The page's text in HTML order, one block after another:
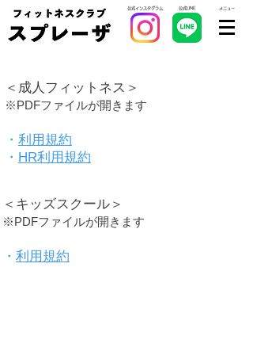
公式インスタグラム 公式LINE ​メニュー
＜成人フィットネス＞
※PDFファイルが開きます
・ 利用規約
・ HR利用規約
＜キッズスクール＞
※PDFファイルが開きます
・ 利用規約